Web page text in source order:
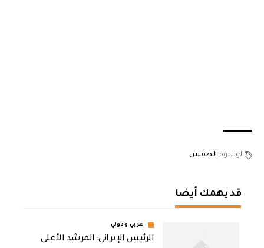
الوسوم الطقس
قد يهمك أيضا
عربي ودولي
الرئيس الإيراني: المرشد الأعلى